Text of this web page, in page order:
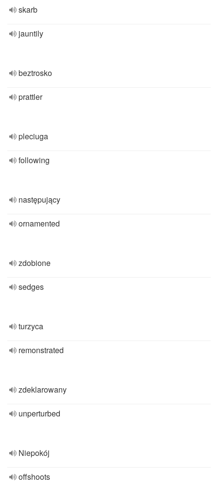
skarb
jauntily
beztrosko
prattler
pleciuga
following
następujący
ornamented
zdobione
sedges
turzyca
remonstrated
zdeklarowany
unperturbed
Niepokój
offshoots